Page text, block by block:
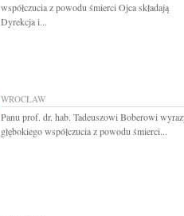
współczucia z powodu śmierci Ojca składają
Dyrekcja i...
WROCŁAW
Panu prof. dr. hab. Tadeuszowi Boberowi
głębokiego współczucia z powodu śmierci...